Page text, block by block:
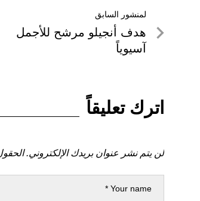
تصفّح
المقالات
لمنشور السابق
لمنشور
السابق
هدف أنجيلو مرشح للأجمل
آسيوياً
اترك تعليقاً
لن يتم نشر عنوان بريدك الإلكتروني.